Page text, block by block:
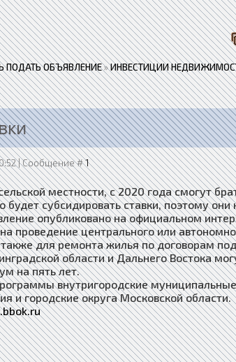
ПОДАТЬ ОБЪЯВЛЕНИЕ»ИНВЕСТИЦИИ
| Сообщение #1
местности, с 2020 года смогут
будет субсидировать ставки, поэтому
опубликовано на официальном
проведение центрального или
для ремонта жилья по договорам
области и Дальнего Востока
на пять лет.
внутригородские
и городские округа Московской